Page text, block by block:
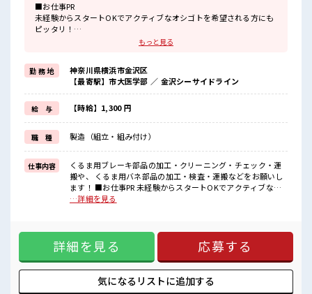
■お仕事PR
未経験からスタートOKでアクティブなオシゴトを希望される方にも
ピッタリ！
ウレシイ高時給でガッチリ稼げる2交替ワーク。
なので職場の環境面も充実しています。
社員食堂や売店もあります。
個人ロッカーは着替え用と現場用の2つ貸出可の状態で完備。
最寄りの市大医学部駅から徒歩約5分と駅チカなので毎日の通勤がラ
クチンです。
■職場の雰囲気
≪20代・30代の方活躍中≫
アットホームな雰囲気の環境でサポート体制も万全！
残業もあるからシッカリ稼げます。
キバツ過ぎはNGですが髪のカラー&ピアスOK♪
社員食堂・ロッカー・休憩室完備！
もっと見る
勤 務 地
神奈川県横浜市金沢区
【最寄駅】市大医学部 ／ 金沢シーサイドライン
給 与 【時給】1,300 円
職 種 製造（組立・組み付け）
仕事内容
くるま用ブレーキ部品の加工・クリーニング・チェック・運
搬や、 くるま用バネ部品の加工・検査・運搬などをお願いし
ます！ ■お仕事PR 未経験からスタートOKでアクティブなオ
シゴトを希望される方にもピッタリ！ ウレシイ高時給でガッ
もあります。 個人ロッカーは着替え用と現場用の2つ貸出可の
状態で完備。 最寄りの市大医学部駅から徒歩約5分と駅チカな
ので毎日の通勤がラクチンです。 ■職場の雰囲気 ≪20代・30
代の方活躍中≫ アットホームな雰囲気の環境でサポート体制
も万全！ 残業もあるからシッカリ稼げます。 キバツ過ぎは
NGですが髪のカラー&ピアスOK♪ 社員食堂・ロッカー・休
…詳細を見る
詳細を見る 応募する
気になるリストに追加する